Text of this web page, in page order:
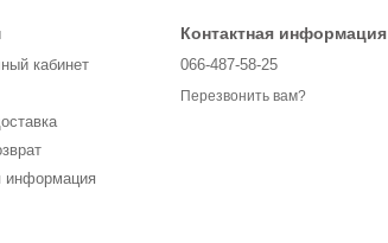
кабинет
информация
Контактная информация
066-487-58-25
Перезвонить вам?